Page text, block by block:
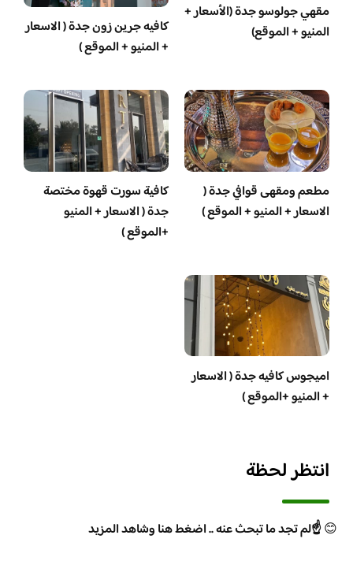
مقهي جولوسو جدة (الأسعار +
المنيو + الموقع)
كافيه جرين زون جدة ( الاسعار
+ المنيو + الموقع )
مطعم ومقهى قوافي جدة (
الاسعار + المنيو + الموقع )
كافية سورت قهوة مختصة
جدة ( الاسعار + المنيو
+الموقع )
اميجوس كافيه جدة ( الاسعار
+ المنيو +الموقع )
انتظر لحظة
😊☝️لم تجد ما تبحث عنه .. اضغط هنا وشاهد المزيد